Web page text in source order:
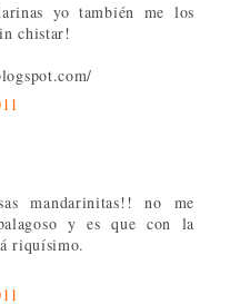
yo también me los
chistar!
mandarinitas!! no me
y es que con la
riquísimo.